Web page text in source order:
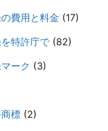
費用と料金 (17)
特許庁で (82)
ーク (3)
標 (2)